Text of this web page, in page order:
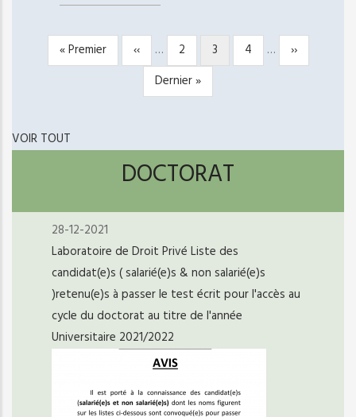
PAGINATION
Première
page
« Premier
Page
précédente
‹‹ … Page
2
Page
courante
3 Page
4 …
Page
suivante
››
Dernière
page
Dernier »
VOIR TOUT
DOCTORAT
28-12-2021
Laboratoire de Droit Privé Liste des
candidat(e)s ( salarié(e)s & non salarié(e)s
)retenu(e)s à passer le test écrit pour l'accès au
cycle du doctorat au titre de l'année
Universitaire 2021/2022